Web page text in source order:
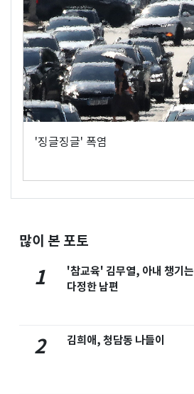
'징글징글' 폭염
많이 본 포토
1
'참교육' 김무열, 아내 챙기는
다정한 남편
2 김희애, 청담동 나들이